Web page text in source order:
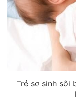
Trẻ sơ sinh sôi